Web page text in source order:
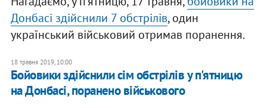
Донбасі здійснили 7 обстрілів, один
український військовий отримав поранення.
18 травня 2019, 10:00
Бойовики здійснили сім обстрілів у п'ятницю
на Донбасі, поранено військового